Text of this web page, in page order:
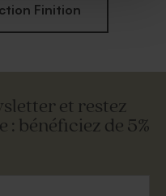
Finition
et restez
bénéficiez de 5%